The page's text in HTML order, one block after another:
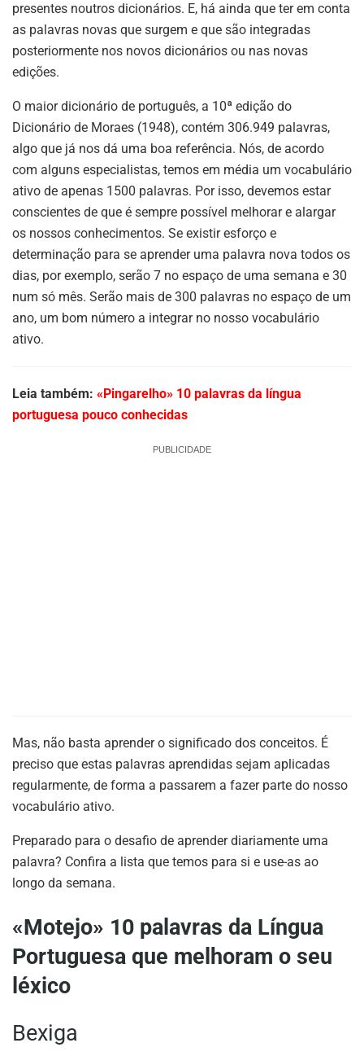
presentes noutros dicionários. E, há ainda que ter em conta
as palavras novas que surgem e que são integradas
posteriormente nos novos dicionários ou nas novas
edições.
O maior dicionário de português, a 10ª edição do
Dicionário de Moraes (1948), contém 306.949 palavras,
algo que já nos dá uma boa referência. Nós, de acordo
com alguns especialistas, temos em média um vocabulário
ativo de apenas 1500 palavras. Por isso, devemos estar
conscientes de que é sempre possível melhorar e alargar
os nossos conhecimentos. Se existir esforço e
determinação para se aprender uma palavra nova todos os
dias, por exemplo, serão 7 no espaço de uma semana e 30
num só mês. Serão mais de 300 palavras no espaço de um
ano, um bom número a integrar no nosso vocabulário
ativo.
Leia também: «Pingarelho» 10 palavras da língua
portuguesa pouco conhecidas
PUBLICIDADE
Mas, não basta aprender o significado dos conceitos. É
preciso que estas palavras aprendidas sejam aplicadas
regularmente, de forma a passarem a fazer parte do nosso
vocabulário ativo.
Preparado para o desafio de aprender diariamente uma
palavra? Confira a lista que temos para si e use-as ao
longo da semana.
«Motejo» 10 palavras da Língua
Portuguesa que melhoram o seu
léxico
Bexiga